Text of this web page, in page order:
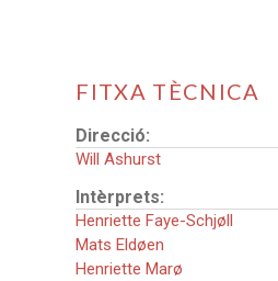
FITXA TÈCNICA
Direcció:
Will Ashurst
Intèrprets:
Henriette Faye-Schjøll
Mats Eldøen
Henriette Marø